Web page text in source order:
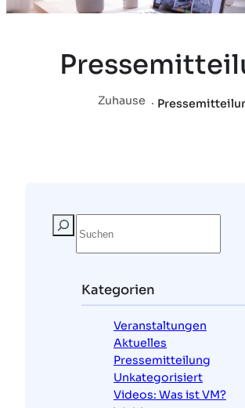
Zuhause .
Kategorien
Veranstaltungen
Aktuelles
Pressemitteilung
Unkategorisiert
Videos: Was ist VM?